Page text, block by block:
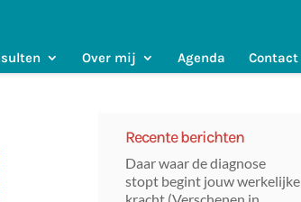
Over mij Agenda Contact
Recente berichten
Daar waar de diagnose
stopt begint jouw werkelijke